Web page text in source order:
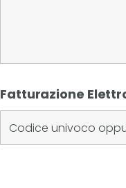
Fatturazione